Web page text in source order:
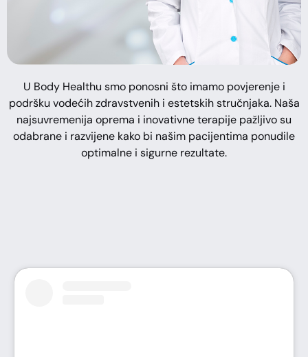
U Body Healthu smo ponosni što imamo povjerenje i
podršku vodećih zdravstvenih i estetskih stručnjaka. Naša
najsuvremenija oprema i inovativne terapije pažljivo su
odabrane i razvijene kako bi našim pacijentima ponudile
optimalne i sigurne rezultate.